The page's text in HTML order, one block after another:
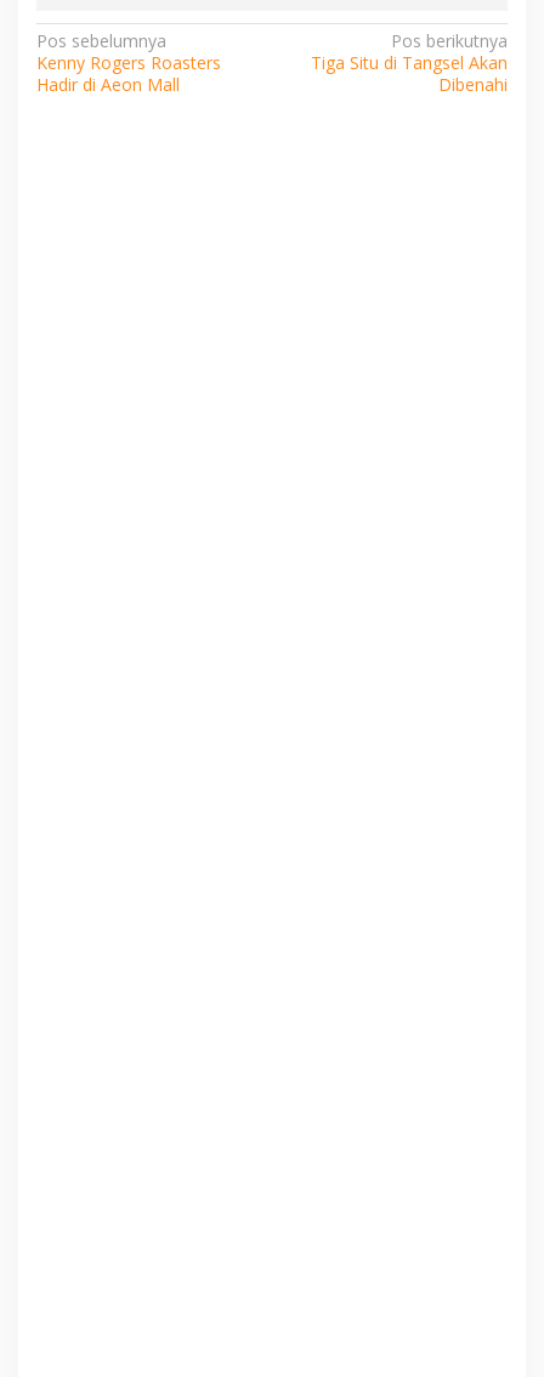
Navigasi
pos
Pos sebelumnya
Kenny Rogers Roasters
Hadir di Aeon Mall
Pos berikutnya
Tiga Situ di Tangsel Akan
Dibenahi